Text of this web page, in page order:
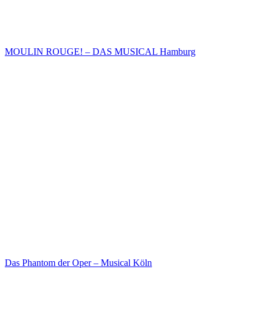
MOULIN ROUGE! – DAS MUSICAL Hamburg
Das Phantom der Oper – Musical Köln